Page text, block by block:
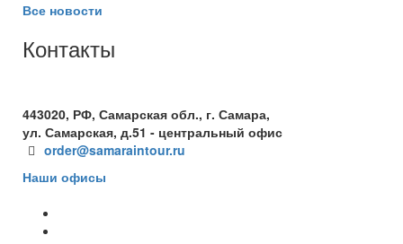
Все новости
Контакты
443020, РФ, Самарская обл., г. Самара,
ул. Самарская, д.51 - центральный офис
order@samaraintour.ru
Наши офисы